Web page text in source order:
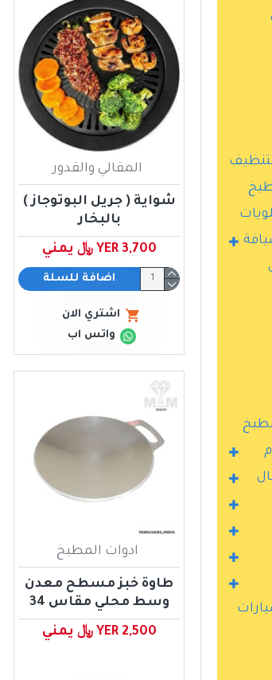
المقالي والقدور
شواية ( جريل البوتوجاز )
بالبخار
YER 3,700 ﷼ يمني
اضافة للسلة
اشتري الان
واتس اب
ادوات المطبخ
طاوة خبز مسطح معدن
وسط محلي مقاس 34
YER 2,500 ﷼ يمني